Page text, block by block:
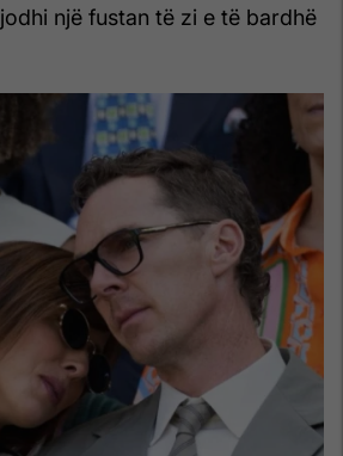
një fustan të zi e të bardhë